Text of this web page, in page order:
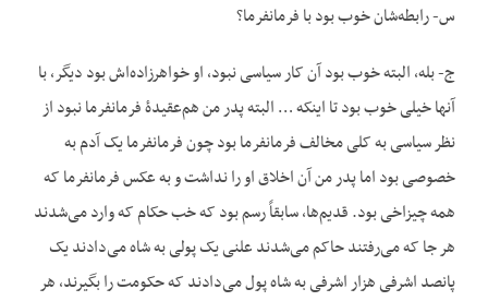
س- رابطه‌شان خوب بود با فرمانفرما؟
ج- بله، البته خوب بود آن کار سیاسی نبود، او خواهرزاده‌اش بود دیگر، با
آنها خیلی خوب بود تا اینکه … البته پدر من هم‌عقیدۀ فرمانفرما نبود از
نظر سیاسی به کلی مخالف فرمانفرما بود چون فرمانفرما یک آدم به
خصوصی بود اما پدر من آن اخلاق او را نداشت و به عکس فرمانفرما که
همه چیزاخی بود. قدیم‌ها، سابقاً رسم بود که خب حکام که وارد می‌‌‌شدند
هر جا که می‌‌‌رفتند حاکم می‌‌‌شدند علنی یک پولی به شاه می‌‌‌دادند یک
پانصد اشرفی هزار اشرفی به شاه پول می‌‌‌دادند که حکومت را بگیرند، هر